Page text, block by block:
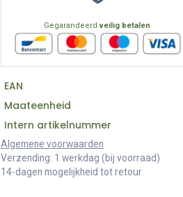
Gegarandeerdveilig betalen
EAN
Maateenheid
Intern artikelnummer
Algemene voorwaarden
Verzending: 1 werkdag (bij voorraad)
14-dagen mogelijkheid tot retour